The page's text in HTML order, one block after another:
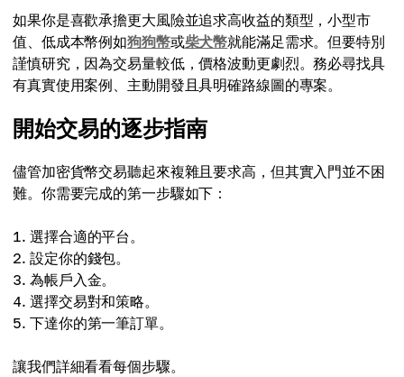
如果你是喜歡承擔更大風險並追求高收益的類型，小型市
值、低成本幣例如狗狗幣或柴犬幣就能滿足需求。但要特別
謹慎研究，因為交易量較低，價格波動更劇烈。務必尋找具
有真實使用案例、主動開發且具明確路線圖的專案。
開始交易的逐步指南
儘管加密貨幣交易聽起來複雜且要求高，但其實入門並不困
難。你需要完成的第一步驟如下：
選擇合適的平台。
設定你的錢包。
為帳戶入金。
選擇交易對和策略。
下達你的第一筆訂單。
讓我們詳細看看每個步驟。